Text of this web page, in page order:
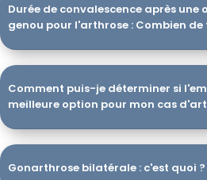
Durée de convalescence après une
genou pour l'arthrose : Combien de
Comment puis-je déterminer si
meilleure option pour mon cas
Gonarthrose bilatérale : c'est quoi ?